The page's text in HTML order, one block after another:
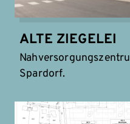
ALTE ZIEGELEI
Spardorf.